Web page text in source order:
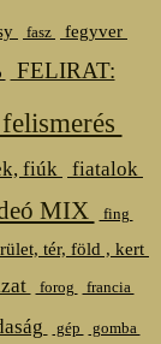
fasz fegyver
FELIRAT:
felismerés
fiúk fiatalok
MIX
fing
tér, föld , kert
forog francia
gép gomba